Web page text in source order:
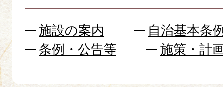
施設の案内
自治基本条
条例・公告等
施策・計